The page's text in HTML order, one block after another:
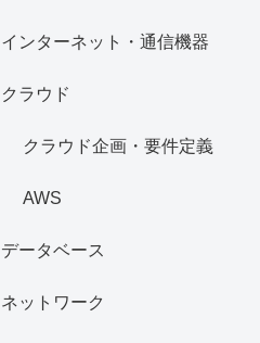
インターネット・通信機器
クラウド
クラウド企画・要件定義
AWS
データベース
ネットワーク